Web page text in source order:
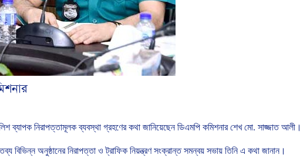
ব্যাপক নিরাপত্তামূলক ব্যবস্থা গ্রহণের কথা জানিয়েছেন ডিএমপি কমিশনার শেখ মো. সাজ্জাত আলী।
বিভিন্ন অনুষ্ঠানের নিরাপত্তা ও ট্রাফিক নিয়ন্ত্রণ সংক্রান্ত সমন্বয় সভায় তিনি এ কথা জানান।